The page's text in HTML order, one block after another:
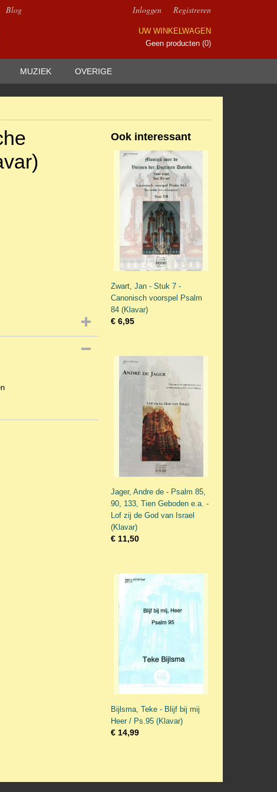
Blog Inloggen Registreren
UW WINKELWAGEN
Geen producten (0)
MUZIEK OVERIGE
Ook interessant
Zwart, Jan - Stuk 7 -
Canonisch voorspel Psalm
84 (Klavar)
€ 6,95
Jager, Andre de - Psalm 85,
90, 133, Tien Geboden e.a. -
Lof zij de God van Israel
(Klavar)
€ 11,50
Bijlsma, Teke - Blijf bij mij
Heer / Ps.95 (Klavar)
€ 14,99